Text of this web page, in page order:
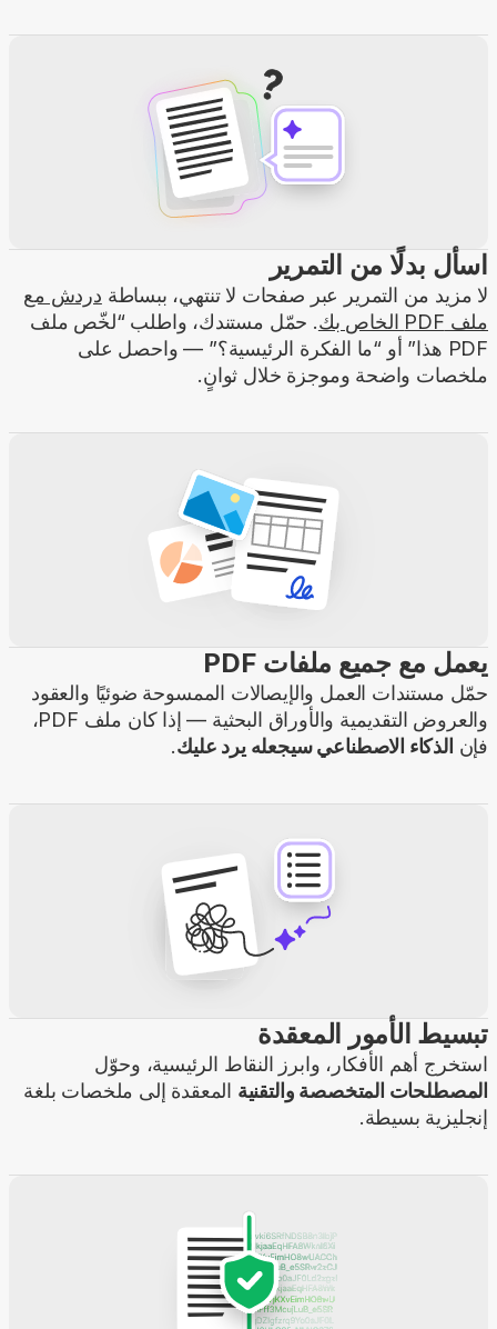
اسأل بدلًا من التمرير
لا مزيد من التمرير عبر صفحات لا تنتهي، ببساطة دردش مع
ملف PDF الخاص بك
. حمّل مستندك، واطلب “لخّص ملف
PDF هذا” أو “ما الفكرة الرئيسية؟” — واحصل على
ملخصات واضحة وموجزة خلال ثوانٍ.
يعمل مع جميع ملفات PDF
حمّل مستندات العمل والإيصالات الممسوحة ضوئيًا والعقود
والعروض التقديمية والأوراق البحثية — إذا كان ملف PDF،
فإن الذكاء الاصطناعي سيجعله يرد عليك.
تبسيط الأمور المعقدة
استخرج أهم الأفكار، وابرز النقاط الرئيسية، وحوّل
المصطلحات المتخصصة والتقنية المعقدة إلى ملخصات بلغة
إنجليزية بسيطة.